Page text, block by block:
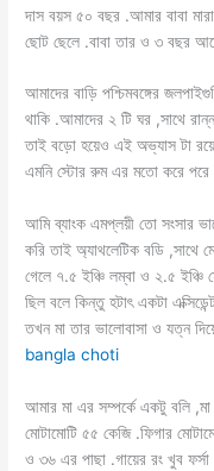
দাস বয়স ৫০ বছর .আমার বাবা
ছোট ছেলে .বাবা তার ও ৩ বছর
আমাদের বাড়ি পশ্চিমবঙ্গের
থাকি .আমাদের ২ টি ঘর ,সাথে
তাই বড়ো হয়েও এই অভ্যাস টা
এমনি স্টোর রুম এর মতো করে
আমি ব্যাংক এমপ্লয়ী তো সংসার
করি তাই অ্যাথলেটিক বডি ,সাথে
গেলে ৭.৫ ইঞ্চি লম্বা ও ২.৫ ইঞ্চি
ছিল বলে কিন্তু হটাৎ একটা
তখন মা তার ভালোবাসা ও যত্ন
bangla choti
আমার মা এর সম্পর্কে একটু বলি
মোটামোটি ৫৫ কেজি .ফিগার
ও ৩৬ এর পাছা .গায়ের রং খুব